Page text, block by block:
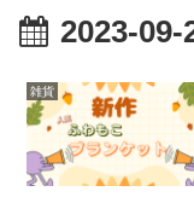
2023-09-
雑貨